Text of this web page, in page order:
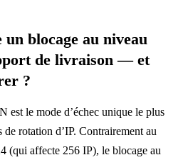
blocage au niveau
de livraison — et
?
est le mode d’échec unique le plus
de rotation d’IP. Contrairement au
(qui affecte 256 IP), le blocage au